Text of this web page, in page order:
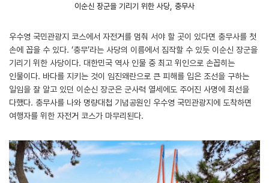
이순신 장군을 기리기 위한 사당, 충무사
우수영 국민관광지 코스에서 자전거를 멈춰 서야 할 곳이 있다면 충무사를 첫
손에 꼽을 수 있다. ‘충무’라는 사당의 이름에서 짐작할 수 있듯 이순신 장군을
기리기 위한 사당이다. 대한민국 역사 인물 중 최고 위인으로 손꼽히는
인물이다. 바다를 지키는 것이 임진왜란으로 큰 피해를 입은 조선을 구하는
일임을 잘 알고 있던 이순신 장군은 군사력 열세에도 주어진 사명에 최선을
다했다. 충무사를 나와 명량대첩 기념공원인 우수영 국민관광지에 도착하면
여행자를 위한 자전거 코스가 마무리된다.